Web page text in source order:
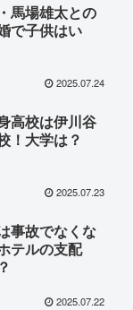
馬場雄太との
で子供はい
2025.07.24
高校は伊川谷
！大学は？
2025.07.23
事故でなくな
テルの支配
2025.07.22